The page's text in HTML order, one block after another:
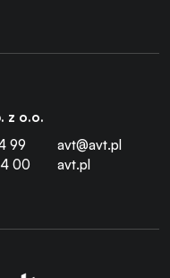
z o.o.
99
00
avt@avt.pl
avt.pl